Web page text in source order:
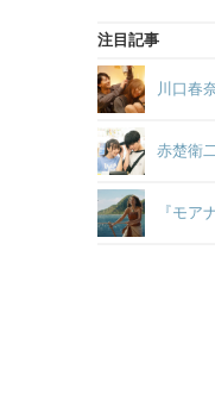
注目記事
川口春
赤楚衛
『モア